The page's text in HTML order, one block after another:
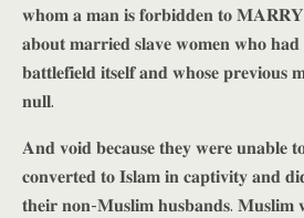
𝐰𝐡𝐨𝐦 𝐚 𝐦𝐚𝐧 𝐢𝐬 𝐟𝐨𝐫𝐛𝐢𝐝𝐝𝐞𝐧 𝐭𝐨 𝐌𝐀𝐑𝐑𝐘.
𝐚𝐛𝐨𝐮𝐭 𝐦𝐚𝐫𝐫𝐢𝐞𝐝 𝐬𝐥𝐚𝐯𝐞 𝐰𝐨𝐦𝐞𝐧 𝐰𝐡𝐨 𝐡𝐚𝐝
𝐛𝐚𝐭𝐭𝐥𝐞𝐟𝐢𝐞𝐥𝐝 𝐢𝐭𝐬𝐞𝐥𝐟 𝐚𝐧𝐝 𝐰𝐡𝐨𝐬𝐞
𝐧𝐮𝐥𝐥.
𝐀𝐧𝐝 𝐯𝐨𝐢𝐝 𝐛𝐞𝐜𝐚𝐮𝐬𝐞 𝐭𝐡𝐞𝐲 𝐰𝐞𝐫𝐞 𝐮𝐧𝐚𝐛𝐥𝐞
𝐜𝐨𝐧𝐯𝐞𝐫𝐭𝐞𝐝 𝐭𝐨 𝐈𝐬𝐥𝐚𝐦 𝐢𝐧 𝐜𝐚𝐩𝐭𝐢𝐯𝐢𝐭𝐲 𝐚𝐧𝐝
𝐭𝐡𝐞𝐢𝐫 𝐧𝐨𝐧-𝐌𝐮𝐬𝐥𝐢𝐦 𝐡𝐮𝐬𝐛𝐚𝐧𝐝𝐬. 𝐌𝐮𝐬𝐥𝐢𝐦